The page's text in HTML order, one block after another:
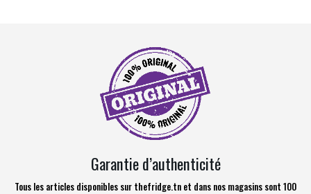
Garantie d’authenticité
Tous les articles disponibles sur thefridge.tn et dans nos magasins sont 100